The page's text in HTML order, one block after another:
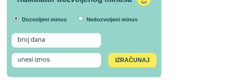
Dozvoljeni minus Nedozvoljeni minus